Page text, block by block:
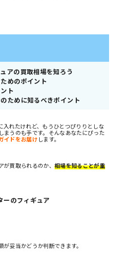
アの買取相場を知ろう
めのポイント
ト
ために知るべきポイント
入れたけれど、もうひとつぴりりとしな
うのも手です。そんなあなたにぴった
イドをお届け します。
が買取られるのか、相場を知ることが重
のフィギュア
妥当かどうか判断できます。